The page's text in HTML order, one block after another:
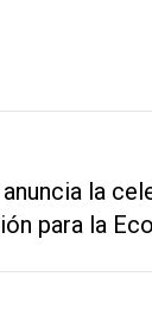
la
para la